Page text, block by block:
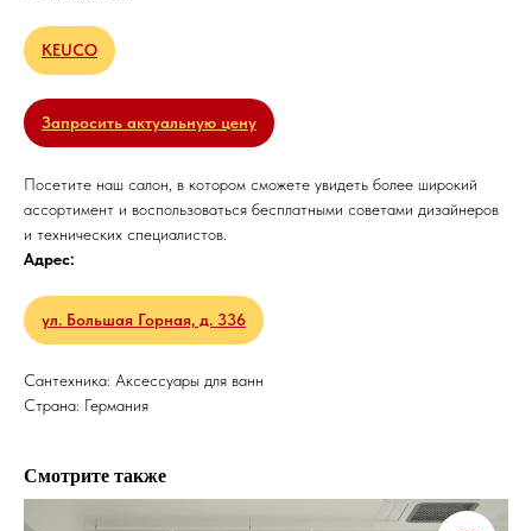
KEUCO
Запросить актуальную цену
Посетите наш салон, в котором сможете увидеть более широкий
ассортимент и воспользоваться бесплатными советами дизайнеров
и технических специалистов.
Адрес:
ул. Большая Горная, д. 336
Сантехника: Аксессуары для ванн
Страна: Германия
Смотрите также